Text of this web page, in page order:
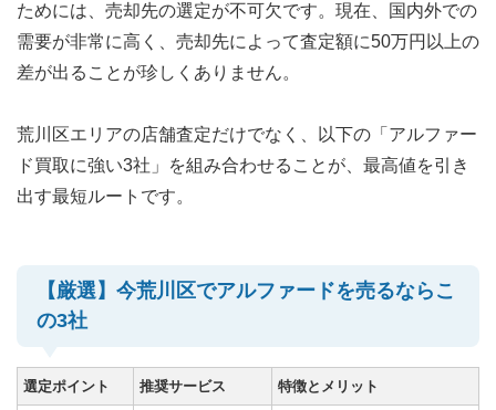
ためには、売却先の選定が不可欠です。現在、国内外での
需要が非常に高く、売却先によって査定額に50万円以上の
差が出ることが珍しくありません。
荒川区エリアの店舗査定だけでなく、以下の「アルファー
ド買取に強い3社」を組み合わせることが、最高値を引き
出す最短ルートです。
【厳選】今荒川区でアルファードを売るならこ
の3社
選定ポイント 推奨サービス 特徴とメリット